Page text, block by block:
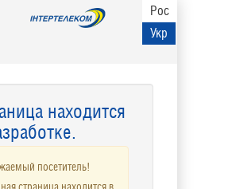
Рос
Укр
находится
посетитель!